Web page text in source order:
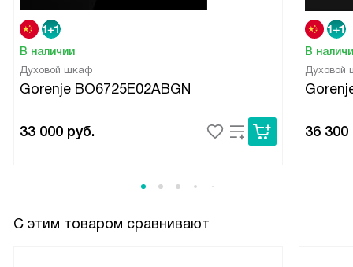
В наличии
Духовой шкаф
Gorenje BO6725E02ABGN
33 000 руб.
В
Духовой
36 300
С этим товаром сравнивают